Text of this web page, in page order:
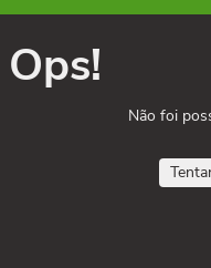
Ops!
Não foi